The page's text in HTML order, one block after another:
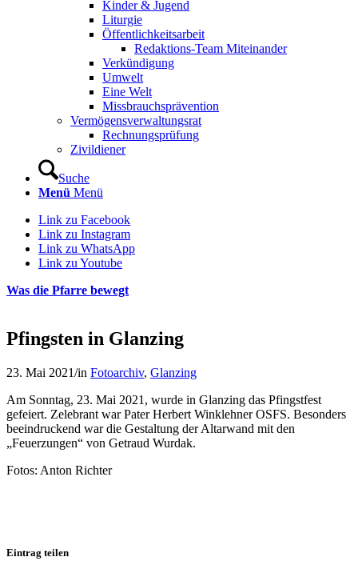
Kinder & Jugend
Liturgie
Öffentlichkeitsarbeit
Redaktions-Team Miteinander
Verkündigung
Umwelt
Eine Welt
Missbrauchsprävention
Vermögensverwaltungsrat
Rechnungsprüfung
Zivildiener
Suche
Menü Menü
Link zu Facebook
Link zu Instagram
Link zu WhatsApp
Link zu Youtube
Was die Pfarre bewegt
Pfingsten in Glanzing
23. Mai 2021/in Fotoarchiv, Glanzing
Am Sonntag, 23. Mai 2021, wurde in Glanzing das Pfingstfest
gefeiert. Zelebrant war Pater Herbert Winklehner OSFS. Besonders
beeindruckend war die Gestaltung der Altarwand mit den
„Feuerzungen“ von Getraud Wurdak.
Fotos: Anton Richter
Eintrag teilen